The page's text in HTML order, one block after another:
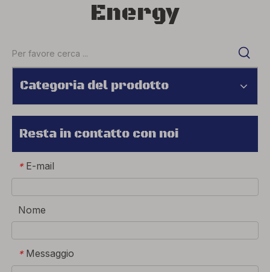
Energy
Categoria del prodotto
Resta in contatto con noi
* E-mail
Nome
* Messaggio